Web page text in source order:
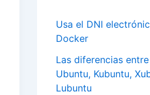
Usa el DNI
Docker
Las diferencias entre
Ubuntu, Kubuntu,
Lubuntu